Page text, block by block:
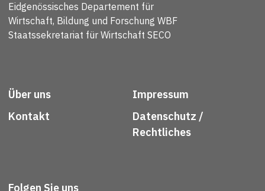
Eidgenössisches Departement für
Wirtschaft, Bildung und Forschung WBF
Staatssekretariat für Wirtschaft SECO
Über uns
Kontakt
Impressum
Datenschutz /
Rechtliches
Folgen Sie uns